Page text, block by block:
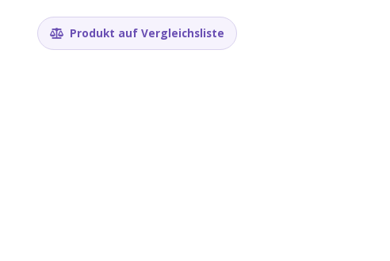
Produkt auf Vergleichsliste